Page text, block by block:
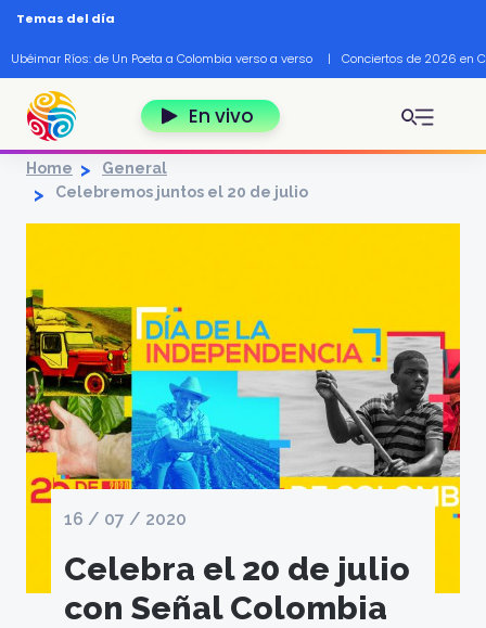
Pasar al contenido principal
Temas del día
Ubéimar Ríos: de Un Poeta a Colombia verso a verso | Conciertos de 2026 en
En vivo
Home
General
Celebremos juntos el 20 de julio
16 / 07 / 2020
Celebra el 20 de julio
con Señal Colombia